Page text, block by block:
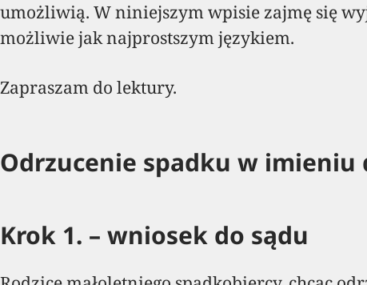
umożliwią. W niniejszym wpisie zajmę się
możliwie jak najprostszym językiem.
Zapraszam do lektury.
Odrzucenie spadku w imieniu
Krok 1. – wniosek do sądu